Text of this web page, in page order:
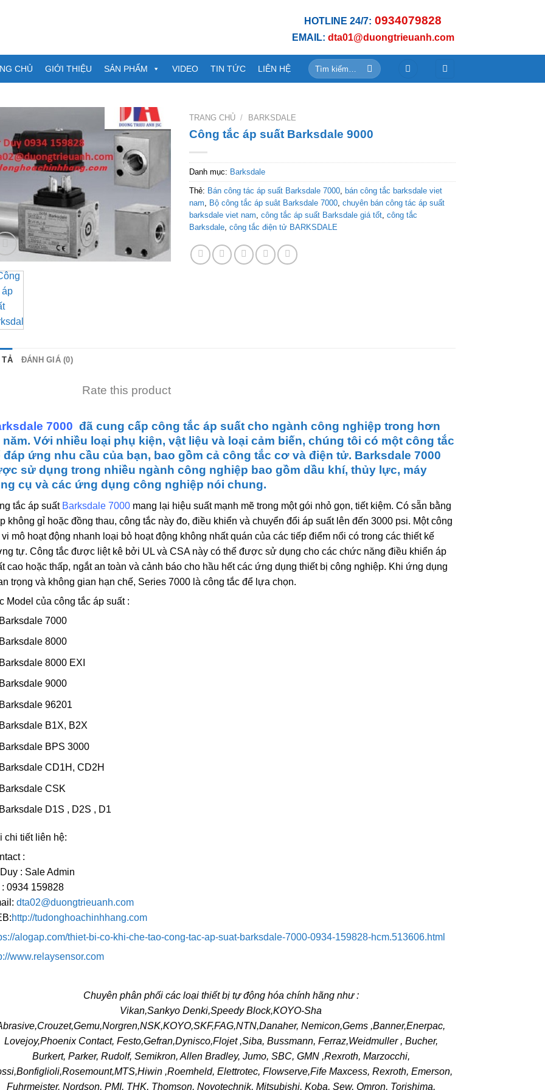
HOTLINE 24/7: 0934079828
EMAIL: dta01@duongtrieuanh.com
CHỦ GIỚI THIỆU SẢN PHẨM VIDEO TIN TỨC LIÊN HỆ
Tìm
kiếm:
TRANG CHỦ / BARKSDALE
Công tắc áp suất Barksdale 9000
Danh mục: Barksdale
Thẻ: Bán công tác áp suất Barksdale 7000, bán công tắc barksdale viet
nam, Bộ công tắc áp suât Barksdale 7000,chuyên bán công tác áp suất
barksdale viet nam,công tắc áp suất Barksdale giá tốt,công tắc
Barksdale,công tắc điện tử BARKSDALE
TẢ ĐÁNH GIÁ (0)
Rate this product
7000 đã cung cấp công tắc áp suất cho ngành công nghiệp trong hơn
năm. Với nhiều loại phụ kiện, vật liệu và loại cảm biến, chúng tôi có một công tắc
đáp ứng nhu cầu của bạn, bao gồm cả công tắc cơ và điện tử. Barksdale 7000
sử dụng trong nhiều ngành công nghiệp bao gồm dầu khí, thủy lực, máy
cụ và các ứng dụng công nghiệp nói chung.
tắc áp suất Barksdale 7000mang lại hiệu suất mạnh mẽ trong một gói nhỏ gọn, tiết kiệm. Có sẵn bằng
không gỉ hoặc đồng thau, công tắc này đo, điều khiển và chuyển đổi áp suất lên đến 3000 psi. Một công
vi mô hoạt động nhanh loại bỏ hoạt động không nhất quán của các tiếp điểm nổi có trong các thiết kế
tự. Công tắc được liệt kê bởi UL và CSA này có thể được sử dụng cho các chức năng điều khiển áp
cao hoặc thấp, ngắt an toàn và cảnh báo cho hầu hết các ứng dụng thiết bị công nghiệp. Khi ứng dụng
trọng và không gian hạn chế, Series 7000 là công tắc để lựa chọn.
Model của công tắc áp suất :
Barksdale 7000
Barksdale 8000
Barksdale 8000 EXI
Barksdale 9000
Barksdale 96201
Barksdale B1X, B2X
Barksdale BPS 3000
Barksdale CD1H, CD2H
Barksdale CSK
Barksdale D1S , D2S , D1
chi tiết liên hệ:
:
: Sale Admin
: 0934 159828
dta02@duongtrieuanh.com
http://tudonghoachinhhang.com
alogap.com/thiet-bi-co-khi-che-tao-cong-tac-ap-suat-barksdale-7000-0934-159828-hcm.513606.html
www.relaysensor.com
Chuyên phân phối các loại thiết bị tự động hóa chính hãng như :
Vikan,Sankyo Denki,Speedy Block,KOYO-Sha
Nemicon,Gems ,Banner,Enerpac,
Lovejoy,Phoenix Contact, Festo,Gefran,Dynisco,Flojet ,Siba, Bussmann, Ferraz,Weidmuller , Bucher,
Burkert, Parker, Rudolf, Semikron, Allen Bradley, Jumo, SBC, GMN ,Rexroth, Marzocchi,
,Roemheld, Elettrotec, Flowserve,Fife Maxcess, Rexroth, Emerson,
Fuhrmeister, Nordson, PMI, THK, Thomson, Novotechnik, Mitsubishi, Koba, Sew, Omron, Torishima,